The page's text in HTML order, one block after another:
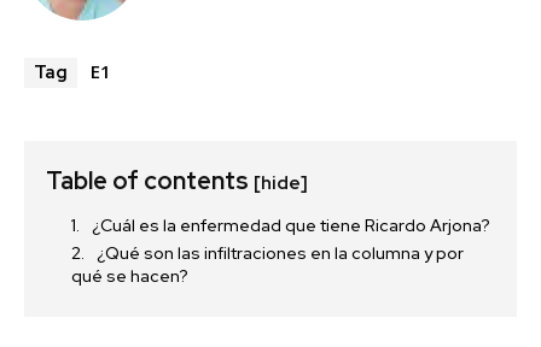
Tag E1
Table of contents [hide]
¿Cuál es la enfermedad que tiene Ricardo Arjona?
¿Qué son las infiltraciones en la columna y por
qué se hacen?